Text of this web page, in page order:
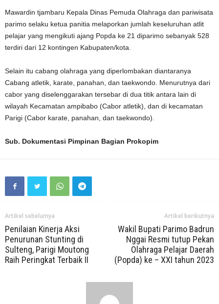
Mawardin tjambaru Kepala Dinas Pemuda Olahraga dan pariwisata
parimo selaku ketua panitia melaporkan jumlah keseluruhan atlit
pelajar yang mengikuti ajang Popda ke 21 diparimo sebanyak 528
terdiri dari 12 kontingen Kabupaten/kota.
Selain itu cabang olahraga yang diperlombakan diantaranya
Cabang atletik, karate, panahan, dan taekwondo. Menurutnya dari
cabor yang diselenggarakan tersebar di dua titik antara lain di
wilayah Kecamatan ampibabo (Cabor atletik), dan di kecamatan
Parigi (Cabor karate, panahan, dan taekwondo).
Sub. Dokumentasi Pimpinan Bagian Prokopim
Artikel sebelumya
Penilaian Kinerja Aksi
Penurunan Stunting di
Sulteng, Parigi Moutong
Raih Peringkat Terbaik II
Artikel berikutnya
Wakil Bupati Parimo Badrun
Nggai Resmi tutup Pekan
Olahraga Pelajar Daerah
(Popda) ke – XXI tahun 2023